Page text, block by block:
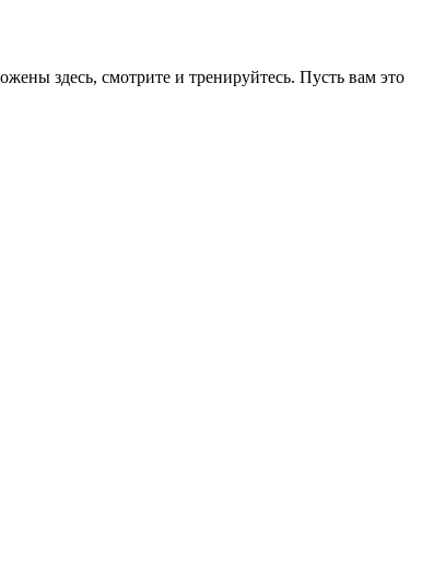
здесь, смотрите и тренируйтесь. Пусть вам это